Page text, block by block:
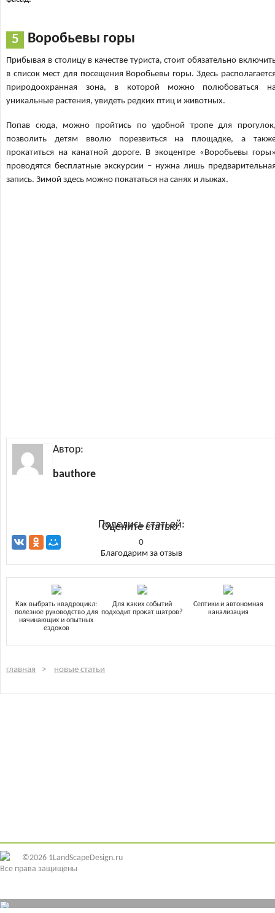
Воробьевы горы
Прибывая в столицу в качестве туриста, стоит обязательно
в список мест для посещения Воробьевы горы. Здесь
природоохранная зона, в которой можно полюбоваться
уникальные растения, увидеть редких птиц и животных.
Попав сюда, можно пройтись по удобной тропе для
позволить детям вволю порезвиться на площадке, а
прокатиться на канатной дороге. В экоцентре «Воробьевы
проводятся бесплатные экскурсии – нужна лишь
запись. Зимой здесь можно покататься на санях и лыжах.
Автор:
bauthore
Поделись статьей:
Оцените статью:
0
Благодарим за отзыв
Как выбрать квадроцикл:
полезное руководство для
начинающих и опытных
ездоков
Для каких событий
подходит прокат шатров?
Септики и автономная
канализация
главная новые статьи
©2026 1LandScapeDesign.ru
Все права защищены